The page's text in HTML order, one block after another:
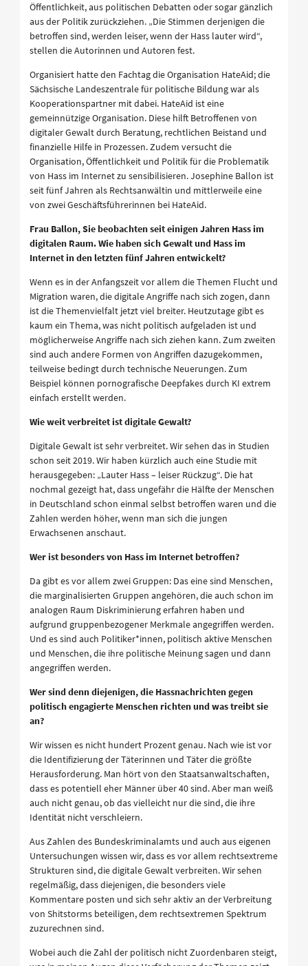
Öffentlichkeit, aus politischen Debatten oder sogar gänzlich
aus der Politik zurückziehen. „Die Stimmen derjenigen die
betroffen sind, werden leiser, wenn der Hass lauter wird“,
stellen die Autorinnen und Autoren fest.
Organisiert hatte den Fachtag die Organisation HateAid; die
Sächsische Landeszentrale für politische Bildung war als
Kooperationspartner mit dabei. HateAid ist eine
gemeinnützige Organisation. Diese hilft Betroffenen von
digitaler Gewalt durch Beratung, rechtlichen Beistand und
finanzielle Hilfe in Prozessen. Zudem versucht die
Organisation, Öffentlichkeit und Politik für die Problematik
von Hass im Internet zu sensibilisieren. Josephine Ballon ist
seit fünf Jahren als Rechtsanwältin und mittlerweile eine
von zwei Geschäftsführerinnen bei HateAid.
Frau Ballon, Sie beobachten seit einigen Jahren Hass im
digitalen Raum. Wie haben sich Gewalt und Hass im
Internet in den letzten fünf Jahren entwickelt?
Wenn es in der Anfangszeit vor allem die Themen Flucht und
Migration waren, die digitale Angriffe nach sich zogen, dann
ist die Themenvielfalt jetzt viel breiter. Heutzutage gibt es
kaum ein Thema, was nicht politisch aufgeladen ist und
möglicherweise Angriffe nach sich ziehen kann. Zum zweiten
sind auch andere Formen von Angriffen dazugekommen,
teilweise bedingt durch technische Neuerungen. Zum
Beispiel können pornografische Deepfakes durch KI extrem
einfach erstellt werden.
Wie weit verbreitet ist digitale Gewalt?
Digitale Gewalt ist sehr verbreitet. Wir sehen das in Studien
schon seit 2019. Wir haben kürzlich auch eine Studie mit
herausgegeben: „Lauter Hass – leiser Rückzug“. Die hat
nochmal gezeigt hat, dass ungefähr die Hälfte der Menschen
in Deutschland schon einmal selbst betroffen waren und die
Zahlen werden höher, wenn man sich die jungen
Erwachsenen anschaut.
Wer ist besonders von Hass im Internet betroffen?
Da gibt es vor allem zwei Gruppen: Das eine sind Menschen,
die marginalisierten Gruppen angehören, die auch schon im
analogen Raum Diskriminierung erfahren haben und
aufgrund gruppenbezogener Merkmale angegriffen werden.
Und es sind auch Politiker*innen, politisch aktive Menschen
und Menschen, die ihre politische Meinung sagen und dann
angegriffen werden.
Wer sind denn diejenigen, die Hassnachrichten gegen
politisch engagierte Menschen richten und was treibt sie
an?
Wir wissen es nicht hundert Prozent genau. Nach wie ist vor
die Identifizierung der Täterinnen und Täter die größte
Herausforderung. Man hört von den Staatsanwaltschaften,
dass es potentiell eher Männer über 40 sind. Aber man weiß
auch nicht genau, ob das vielleicht nur die sind, die ihre
Identität nicht verschleiern.
Aus Zahlen des Bundeskriminalamts und auch aus eigenen
Untersuchungen wissen wir, dass es vor allem rechtsextreme
Strukturen sind, die digitale Gewalt verbreiten. Wir sehen
regelmäßig, dass diejenigen, die besonders viele
Kommentare posten und sich sehr aktiv an der Verbreitung
von Shitstorms beteiligen, dem rechtsextremen Spektrum
zuzurechnen sind.
Wobei auch die Zahl der politisch nicht Zuordenbaren steigt,